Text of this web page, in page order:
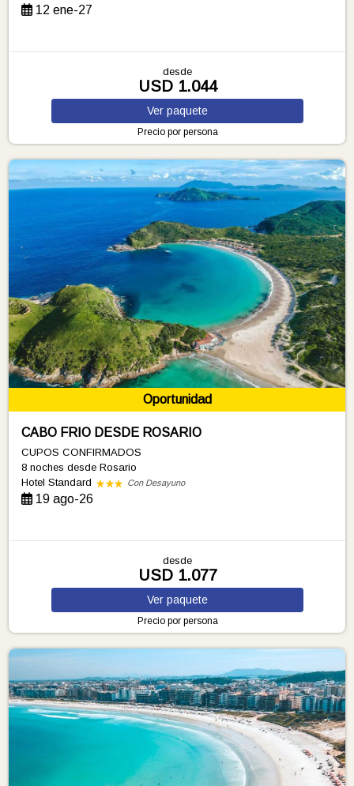
12 ene-27
desde
USD 1.044
Ver paquete
Precio por persona
Oportunidad
CABO FRIO DESDE ROSARIO
CUPOS CONFIRMADOS
8 nochesdesde Rosario
Hotel Standard
Con Desayuno
19 ago-26
desde
USD 1.077
Ver paquete
Precio por persona